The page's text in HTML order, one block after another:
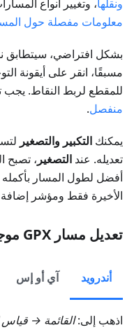
ونقلها، وتغيير أنواع
معلومات مفصلة حول
بشكل افتراضي، سيتطابق
مسبقًا، انقر على أيقونة
للمقطع لربط النقاط. يجب
منفصل.
يمكنك التكبير والتصغير
تعديله. عند التصغير ، تصبح
أفضل لطول المسار
الأخيرة فقط ومؤشر إضافة
تعديل مسار GPX موجود
أندرويد آي أو إس
اذهب إلى:القائمة →